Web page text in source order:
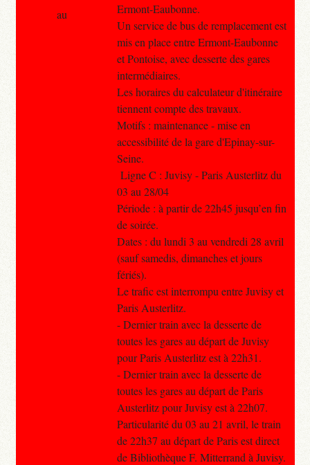
Ermont-Eaubonne.
Un service de bus de remplacement est
mis en place entre Ermont-Eaubonne
et Pontoise, avec desserte des gares
intermédiaires.
Les horaires du calculateur d'itinéraire
tiennent compte des travaux.
Motifs : maintenance - mise en
accessibilité de la gare d'Epinay-sur-
Seine.
Ligne C : Juvisy - Paris Austerlitz du
03 au 28/04
Période : à partir de 22h45 jusqu’en fin
de soirée.
Dates : du lundi 3 au vendredi 28 avril
(sauf samedis, dimanches et jours
fériés).
Le trafic est interrompu entre Juvisy et
Paris Austerlitz.
- Dernier train avec la desserte de
toutes les gares au départ de Juvisy
pour Paris Austerlitz est à 22h31.
- Dernier train avec la desserte de
toutes les gares au départ de Paris
Austerlitz pour Juvisy est à 22h07.
Particularité du 03 au 21 avril, le train
de 22h37 au départ de Paris est direct
de Bibliothèque F. Mitterrand à Juvisy.
au